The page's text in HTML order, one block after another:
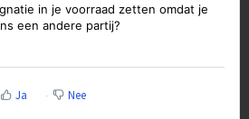
in je voorraad zetten omdat je
een andere partij?
Ja Nee